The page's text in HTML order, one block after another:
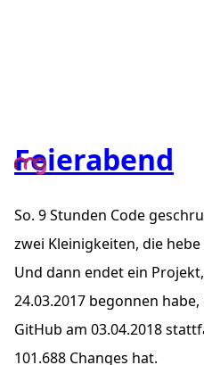
Feierabend
So. 9 Stunden Code
zwei Kleinigkeiten, die
Und dann endet ein
24.03.2017 begonnen
GitHub am 03.04.2018
101.688 Changes hat.